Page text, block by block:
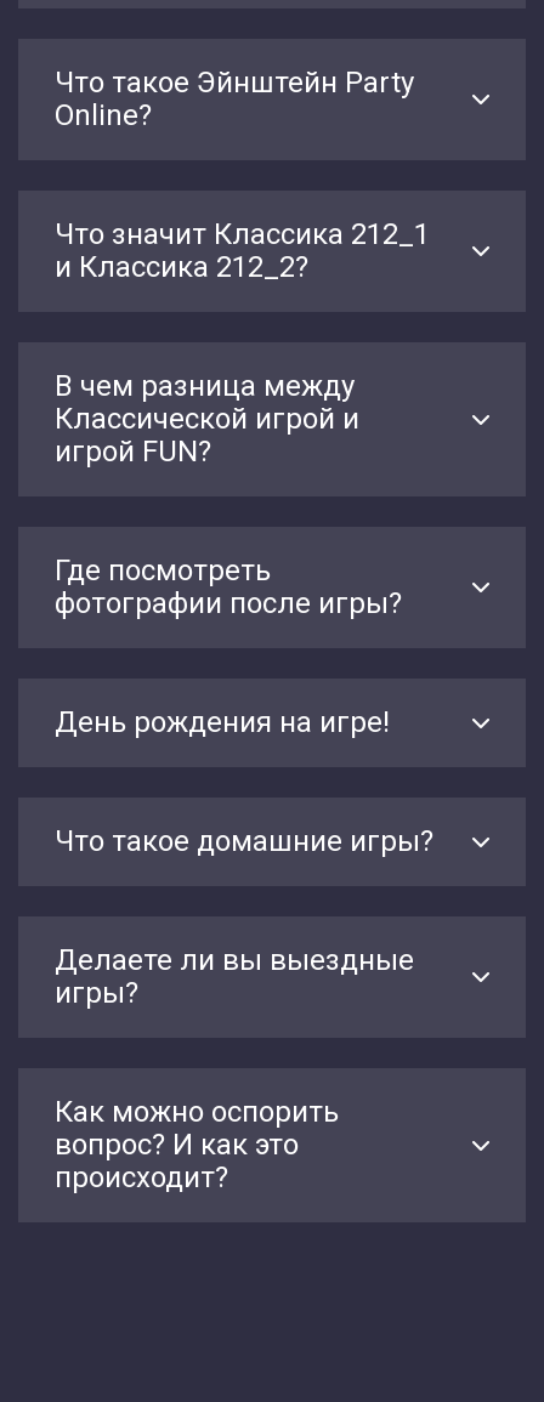
Что такое Эйнштейн Party
Online?
Что значит Классика 212_1
и Классика 212_2?
В чем разница между
Классической игрой и
игрой FUN?
Где посмотреть
фотографии после игры?
День рождения на игре!
Что такое домашние игры?
Делаете ли вы выездные
игры?
Как можно оспорить
вопрос? И как это
происходит?